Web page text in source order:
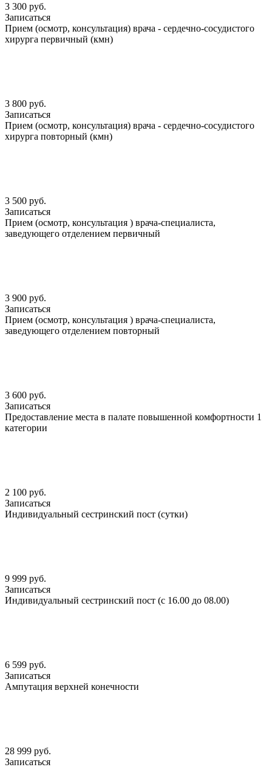
3 300 руб.
Записаться
Прием (осмотр, консультация) врача - сердечно-сосудистого
хирурга первичный (кмн)
3 800 руб.
Записаться
Прием (осмотр, консультация) врача - сердечно-сосудистого
хирурга повторный (кмн)
3 500 руб.
Записаться
Прием (осмотр, консультация ) врача-специалиста,
заведующего отделением первичный
3 900 руб.
Записаться
Прием (осмотр, консультация ) врача-специалиста,
заведующего отделением повторный
3 600 руб.
Записаться
Предоставление места в палате повышенной комфортности 1
категории
2 100 руб.
Записаться
Индивидуальный сестринский пост (сутки)
9 999 руб.
Записаться
Индивидуальный сестринский пост (с 16.00 до 08.00)
6 599 руб.
Записаться
Ампутация верхней конечности
28 999 руб.
Записаться